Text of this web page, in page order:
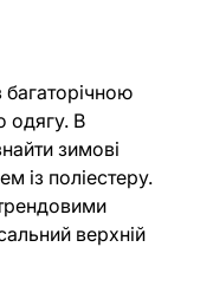
багаторічною
одягу. В
зимові
із поліестеру.
верхній